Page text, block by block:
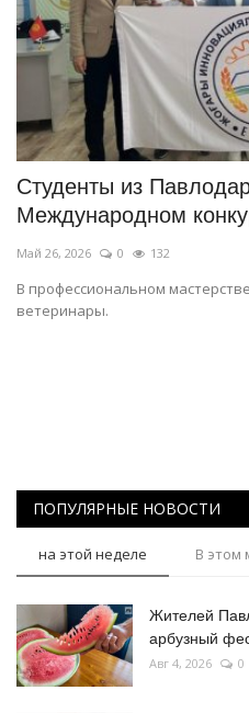
Студенты из
Международном
Май 26, 2026 0 132
В профессиональном
ветеринары.
ПОПУЛЯРНЫЕ НОВОСТИ
на этой неделе В этом
Жителей
арбузный
Авг 4, 2026 0